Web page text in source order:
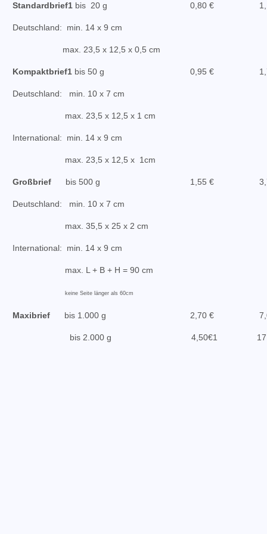
Standardbrief1 bis 20 g
Deutschland: min. 14 x 9 cm
max. 23,5 x 12,5 x 0,5 cm
0,80 €
Kompaktbrief1 bis 50 g
Deutschland: min. 10 x 7 cm
max. 23,5 x 12,5 x 1 cm
International: min. 14 x 9 cm
max. 23,5 x 12,5 x 1cm
0,95 €
Großbrief bis 500 g
Deutschland: min. 10 x 7 cm
max. 35,5 x 25 x 2 cm
International: min. 14 x 9 cm
max. L + B + H = 90 cm
keine Seite länger als 60cm
1,55 €
Maxibrief bis 1.000 g
bis 2.000 g
2,70 €
4,50€1